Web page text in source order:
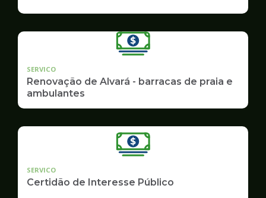
SERVICO
Renovação de Alvará - barracas de praia e
ambulantes
SERVICO
Certidão de Interesse Público